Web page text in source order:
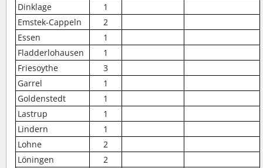
Dinklage
1
Emstek-Cappeln
2
Essen
1
Fladderlohausen
1
Friesoythe
3
Garrel
1
Goldenstedt
1
Lastrup
1
Lindern
1
Lohne
2
Löningen
2